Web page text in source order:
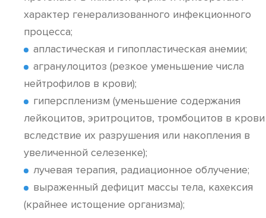
характер генерализованного инфекционного
процесса;
апластическая и гипопластическая анемии;
агранулоцитоз (резкое уменьшение числа
нейтрофилов в крови);
гиперспленизм (уменьшение содержания
лейкоцитов, эритроцитов, тромбоцитов в крови
вследствие их разрушения или накопления в
увеличенной селезенке);
лучевая терапия, радиационное облучение;
выраженный дефицит массы тела, кахексия
(крайнее истощение организма);